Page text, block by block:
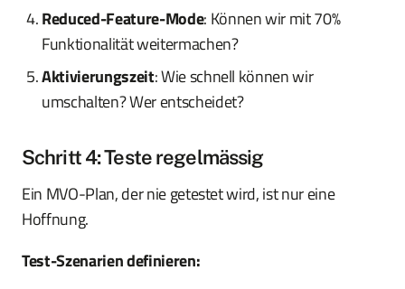
Reduced-Feature-Mode: Können wir mit 70%
Funktionalität weitermachen?
Aktivierungszeit: Wie schnell können wir
umschalten? Wer entscheidet?
Schritt 4: Teste regelmässig
Ein MVO-Plan, der nie getestet wird, ist nur eine
Hoffnung.
Test-Szenarien definieren: